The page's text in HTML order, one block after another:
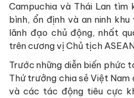
Campuchia và Thái Lan tìm
bình, ổn định và an ninh
lãnh đạo chủ động, nhất
trên cương vị Chủ tịch
Trước những diễn biến phức
Thứ trưởng chia sẻ Việt Nam
và các tác động tiêu cực